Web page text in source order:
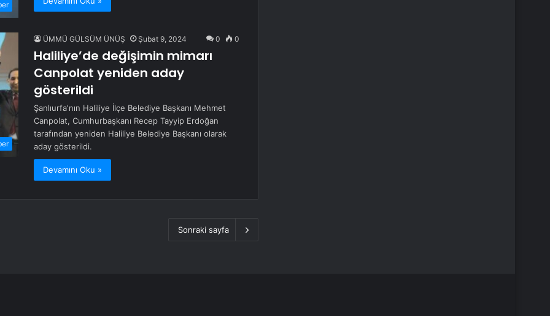
ÜMMÜ GÜLSÜM ÜNÜŞ Şubat 9, 2024 0 0
Haliliye’de değişimin mimarı
Canpolat yeniden aday
gösterildi
Şanlıurfa'nın Haliliye İlçe Belediye Başkanı Mehmet
Canpolat, Cumhurbaşkanı Recep Tayyip Erdoğan
tarafından yeniden Haliliye Belediye Başkanı olarak
aday gösterildi.
Devamını Oku »
Sonraki sayfa